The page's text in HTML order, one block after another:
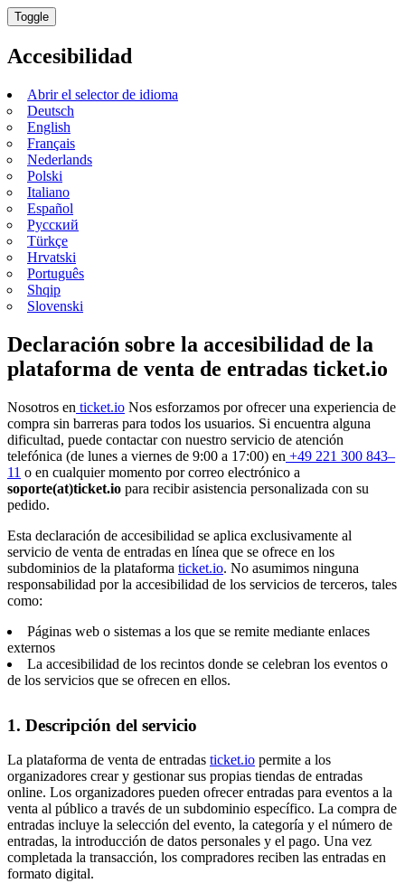
Toggle
Accesibilidad
Abrir el selector de idioma
Deutsch
English
Français
Nederlands
Polski
Italiano
Español
Русский
Türkçe
Hrvatski
Português
Shqip
Slovenski
Declaración sobre la accesibilidad de la
plataforma de venta de entradas ticket.io
Nosotros en ticket.io Nos esforzamos por ofrecer una experiencia de
compra sin barreras para todos los usuarios. Si encuentra alguna
dificultad, puede contactar con nuestro servicio de atención
telefónica (de lunes a viernes de 9:00 a 17:00) en +49 221 300 843–
11 o en cualquier momento por correo electrónico a
soporte(at)ticket.io para recibir asistencia personalizada con su
pedido.
Esta declaración de accesibilidad se aplica exclusivamente al
servicio de venta de entradas en línea que se ofrece en los
subdominios de la plataforma ticket.io. No asumimos ninguna
responsabilidad por la accesibilidad de los servicios de terceros, tales
como:
Páginas web o sistemas a los que se remite mediante enlaces
externos
La accesibilidad de los recintos donde se celebran los eventos o
de los servicios que se ofrecen en ellos.
1. Descripción del servicio
La plataforma de venta de entradas ticket.io permite a los
organizadores crear y gestionar sus propias tiendas de entradas
online. Los organizadores pueden ofrecer entradas para eventos a la
venta al público a través de un subdominio específico. La compra de
entradas incluye la selección del evento, la categoría y el número de
entradas, la introducción de datos personales y el pago. Una vez
completada la transacción, los compradores reciben las entradas en
formato digital.